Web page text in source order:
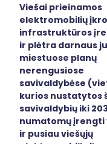
Viešai prieinamos
elektromobilių
infrastruktūros
ir plėtra darnaus
miestuose planų
nerengusiose
savivaldybėse
kurios nustatytos
savivaldybių iki
numatomų įrengti
ir pusiau viešųjų